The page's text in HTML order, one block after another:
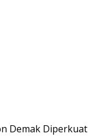
Demak Diperkuat